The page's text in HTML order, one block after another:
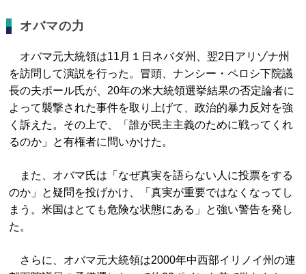
オバマの力
オバマ元大統領は11月１日ネバダ州、翌2日アリゾナ州
を訪問して演説を行った。冒頭、ナンシー・ペロシ下院議
長の夫ポール氏が、20年の米大統領選挙結果の否定論者に
よって襲撃された事件を取り上げて、政治的暴力反対を強
く訴えた。その上で、「誰が民主主義のために戦ってくれ
るのか」と有権者に問いかけた。
また、オバマ氏は「なぜ真実を語らない人に投票をする
のか」と疑問を投げかけ、「真実が重要ではなくなってし
まう。米国はとても危険な状態にある」と強い警告を発し
た。
さらに、 オバマ元大統領は2000年中西部イリノイ州の連